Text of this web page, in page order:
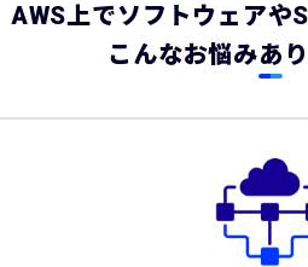
AWS上でソフトウェアや
こんなお悩みあ